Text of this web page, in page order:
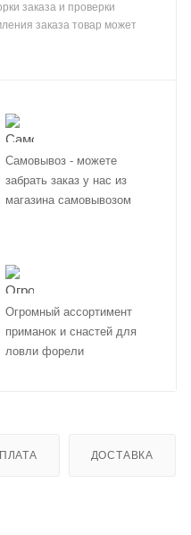
заказа и проверки
заказа товар может
Самовывоз - можете
забрать заказ у нас из
магазина самовывозом
Огромный ассортимент
приманок и снастей для
ловли форели
ДОСТАВКА